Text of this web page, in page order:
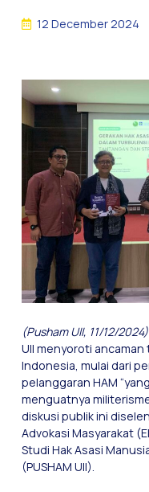
12 December 2024
(Pusham UII, 11/12/
UII menyoroti
Indonesia, mulai dari
pelanggaran HAM
menguatnya
diskusi publik ini
Advokasi Masyarakat
Studi Hak Asasi
(PUSHAM UII).